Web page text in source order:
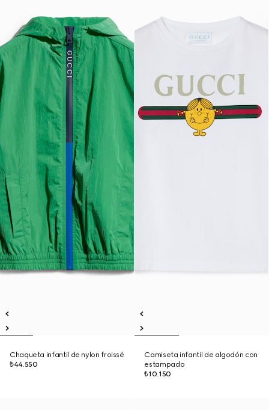
Chaqueta infantil de nylon froissé
₺44.550
Camiseta infantil de algodón con
estampado
₺10.150